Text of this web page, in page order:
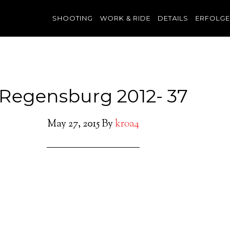
SHOOTING WORK & RIDE DETAILS ERFOLGE
Regensburg 2012- 37
May 27, 2015Bykroa4